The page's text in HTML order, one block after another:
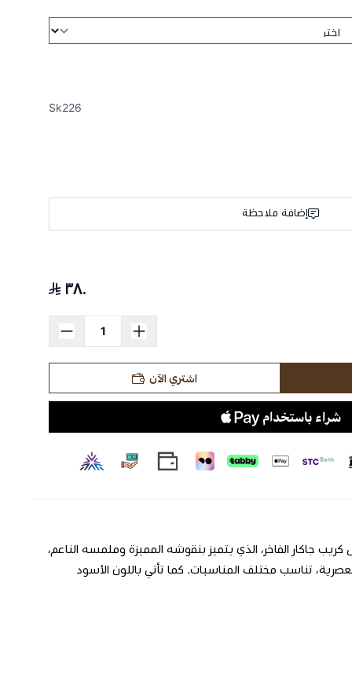
Sk226
إضافة ملاحظة
٣٨٠
اشتري الآن
جاكار الفاخر، الذي يتميز بنقوشه المميزة وملمسه الناعم،
تناسب مختلف المناسبات. كما تأتي باللون الأسود